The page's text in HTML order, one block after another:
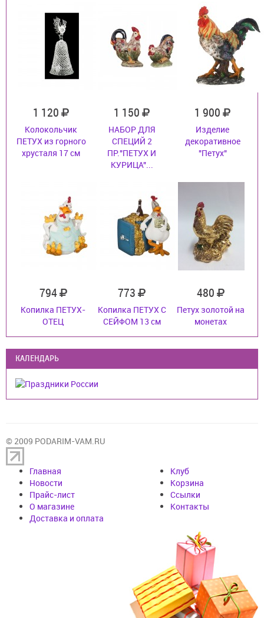
1 120
Колокольчик
ПЕТУХ из горного
хрусталя 17 см
1 150
НАБОР ДЛЯ
СПЕЦИЙ 2
ПР."ПЕТУХ И
КУРИЦА"...
1 900
Изделие
декоративное
"Петух"
794
Копилка ПЕТУХ-
ОТЕЦ
773
Копилка ПЕТУХ С
СЕЙФОМ 13 см
480
Петух золотой на
монетах
КАЛЕНДАРЬ
© 2009 PODARIM-VAM.RU
Главная
Новости
Прайс-лист
О магазине
Доставка и оплата
Клуб
Корзина
Cсылки
Контакты